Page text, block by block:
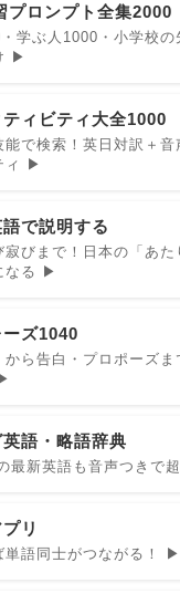
プロンプト全集2000
学ぶ人1000・小学校の
▶
ィビティ大全1000
能で検索！英日対訳＋音
ィ ▶
で説明する
寂びまで！日本の「あた
なる ▶
ズ1040
から告白・プロポーズ
語・略語辞典
最新英語も音声つきで
リ
単語同士がつながる！ ▶